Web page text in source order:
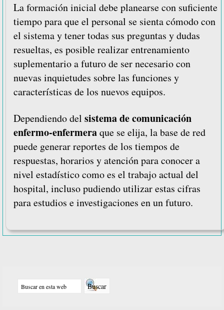
La formación inicial debe planearse con suficiente
tiempo para que el personal se sienta cómodo con
el sistema y tener todas sus preguntas y dudas
resueltas, es posible realizar entrenamiento
suplementario a futuro de ser necesario con
nuevas inquietudes sobre las funciones y
características de los nuevos equipos.
Dependiendo del sistema de comunicación
enfermo-enfermeraque se elija, la base de red
puede generar reportes de los tiempos de
respuestas, horarios y atención para conocer a
nivel estadístico como es el trabajo actual del
hospital, incluso pudiendo utilizar estas cifras
para estudios e investigaciones en un futuro.
lateral